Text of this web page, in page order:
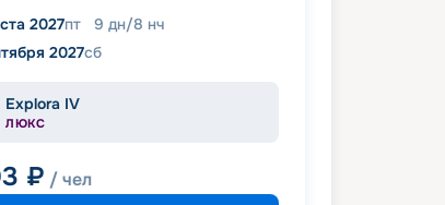
2027пт 9 дн/8 нч
2027сб
Explora IV
ЛЮКС
₽ / чел